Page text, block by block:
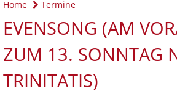
Home Termine
EVENSONG (AM
ZUM 13. SONNTAG
TRINITATIS)